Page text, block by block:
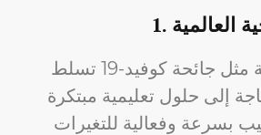
1. العالمية
الأزمات الصحية مثل جائحة كوفيد-19 تسلط
إلى حلول تعليمية مبتكرة
بسرعة وفعالية للتغيرات